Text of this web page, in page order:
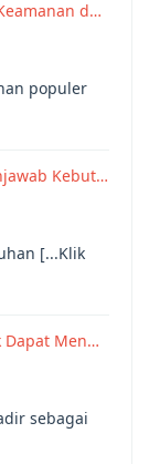
d…
populer
Kebut…
[...Klik
Dapat Men…
sebagai